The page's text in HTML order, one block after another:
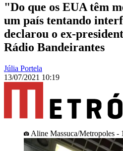
"Do que os EUA têm
um país tentando
declarou o ex-
Rádio Bandeirantes
Júlia Portela
13/07/2021 10:19
Aline Massuca/Metropoles -